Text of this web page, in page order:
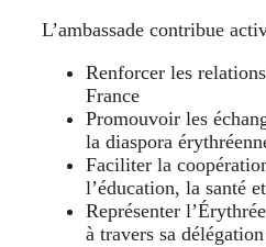
L’ambassade contribue
Renforcer les
France
Promouvoir les
la diaspora
Faciliter la
l’éducation, la santé
Représenter
à travers sa